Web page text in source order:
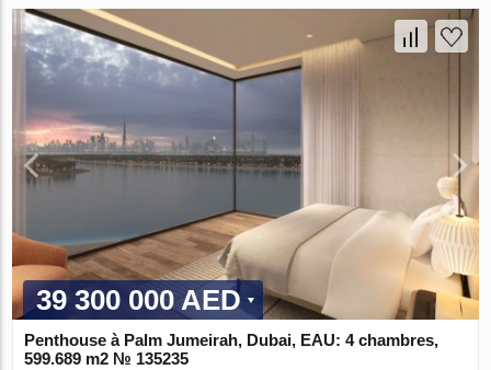
39 300 000 AED
Penthouse à Palm Jumeirah, Dubai, EAU: 4 chambres,
599.689 m2 № 135235